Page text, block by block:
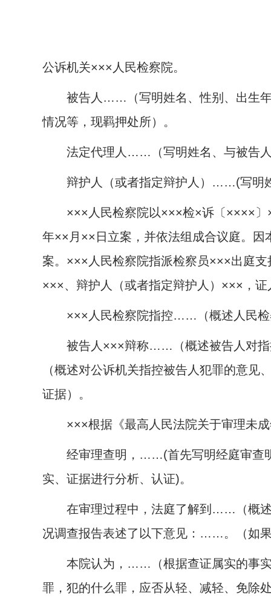
公诉机关×××人民检察院。
被告人……（写明姓名、性别、出生
情况等，现羁押处所）。
法定代理人……（写明姓名、与被告人
辩护人（或者指定辩护人）……(写明
×××人民检察院以×××检×诉〔××××〕
年××月××日立案，并依法组成合议庭。
案。×××人民检察院指派检察员×××出庭
×××、辩护人（或者指定辩护人）×××，
×××人民检察院指控……（概述人民检
被告人×××辩称……（概述被告人对指
（概述对公诉机关指控被告人犯罪的意
证据）。
×××根据《最高人民法院关于审理未成
经审理查明，……(首先写明经庭审查
实、证据进行分析、认证)。
在审理过程中，法庭了解到……（概述
况调查报告表述了以下意见：……。（如
本院认为，……（根据查证属实的事实
罪，犯的什么罪，应否从轻、减轻、免除